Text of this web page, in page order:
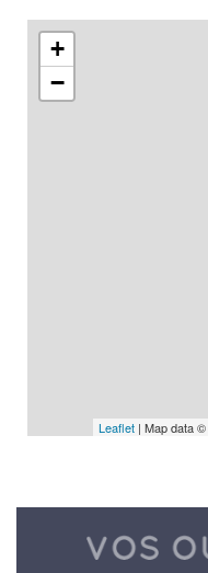
+
−
Leaflet | Map data ©